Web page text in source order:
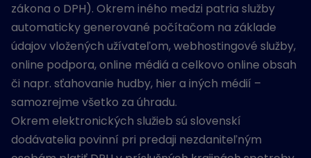
zákona o DPH). Okrem iného medzi patria služby
automaticky generované počítačom na základe
údajov vložených užívateľom, webhostingové služby,
online podpora, online médiá a celkovo online obsah
či napr. sťahovanie hudby, hier a iných médií –
samozrejme všetko za úhradu.
Okrem elektronických služieb sú slovenskí
dodávatelia povinní pri predaji nezdaniteľným